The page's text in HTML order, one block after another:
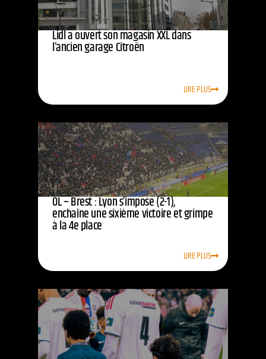
Lidl a ouvert son magasin XXL dans
l’ancien garage Citroën
LIRE PLUS
OL – Brest : Lyon s’impose (2-1),
enchaîne une sixième victoire et grimpe
à la 4e place
LIRE PLUS